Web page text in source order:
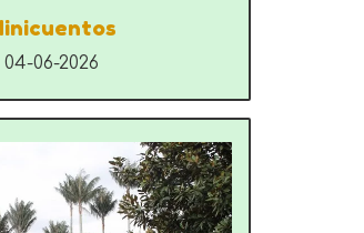
04-06-2026